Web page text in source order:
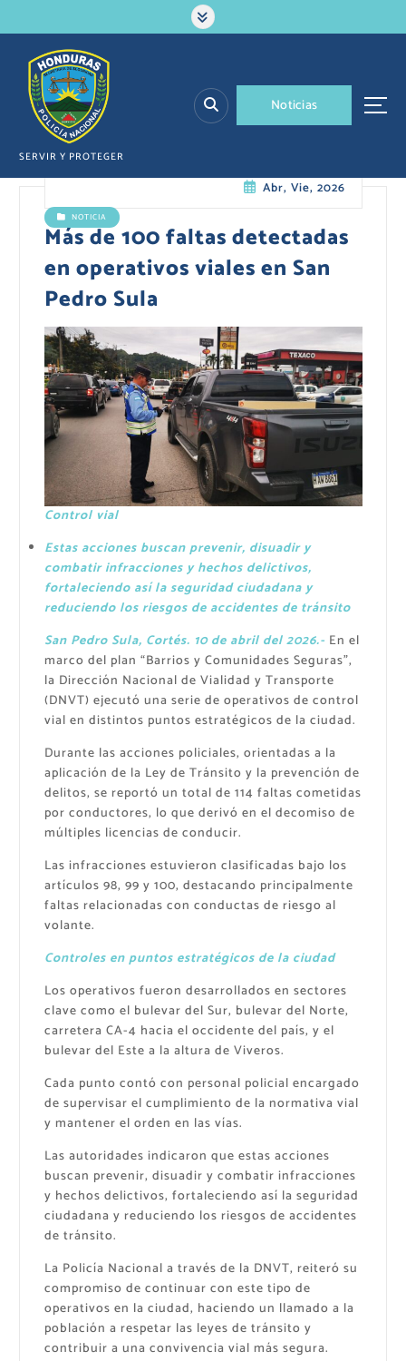
a
SERVIR Y PROTEGER
Noticias
Abr, Vie, 2026
NOTICIA
Más de 100 faltas detectadas
en operativos viales en San
Pedro Sula
Control vial
Estas acciones buscan prevenir, disuadir y
combatir infracciones y hechos delictivos,
fortaleciendo así la seguridad ciudadana y
reduciendo los riesgos de accidentes de tránsito
San Pedro Sula, Cortés. 10 de abril del 2026.- En el
marco del plan “Barrios y Comunidades Seguras”,
la Dirección Nacional de Vialidad y Transporte
(DNVT) ejecutó una serie de operativos de control
vial en distintos puntos estratégicos de la ciudad.
Durante las acciones policiales, orientadas a la
aplicación de la Ley de Tránsito y la prevención de
delitos, se reportó un total de 114 faltas cometidas
por conductores, lo que derivó en el decomiso de
múltiples licencias de conducir.
Las infracciones estuvieron clasificadas bajo los
artículos 98, 99 y 100, destacando principalmente
faltas relacionadas con conductas de riesgo al
volante.
Controles en puntos estratégicos de la ciudad
Los operativos fueron desarrollados en sectores
clave como el bulevar del Sur, bulevar del Norte,
carretera CA-4 hacia el occidente del país, y el
bulevar del Este a la altura de Viveros.
Cada punto contó con personal policial encargado
de supervisar el cumplimiento de la normativa vial
y mantener el orden en las vías.
Las autoridades indicaron que estas acciones
buscan prevenir, disuadir y combatir infracciones
y hechos delictivos, fortaleciendo así la seguridad
ciudadana y reduciendo los riesgos de accidentes
de tránsito.
La Policía Nacional a través de la DNVT, reiteró su
compromiso de continuar con este tipo de
operativos en la ciudad, haciendo un llamado a la
población a respetar las leyes de tránsito y
contribuir a una convivencia vial más segura.